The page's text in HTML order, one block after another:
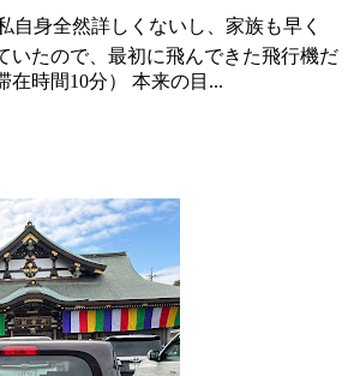
自身全然詳しくないし、家族も早く
いたので、最初に飛んできた飛行機だ
在時間10分） 本来の目...